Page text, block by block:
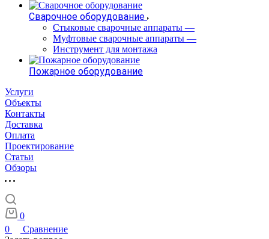
Сварочное оборудование
Стыковые сварочные аппараты —
Муфтовые сварочные аппараты —
Инструмент для монтажа
Пожарное оборудование
Услуги
Объекты
Контакты
Доставка
Оплата
Проектирование
Статьи
Обзоры
0
0
Сравнение